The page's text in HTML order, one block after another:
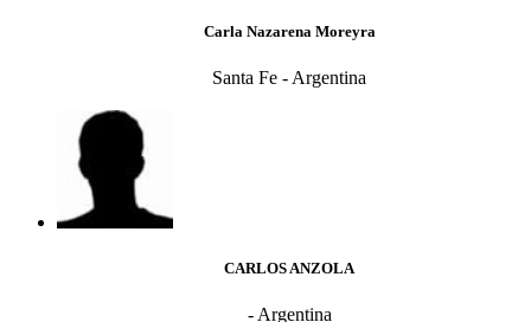
Carla Nazarena Moreyra
Santa Fe - Argentina
CARLOS ANZOLA
- Argentina